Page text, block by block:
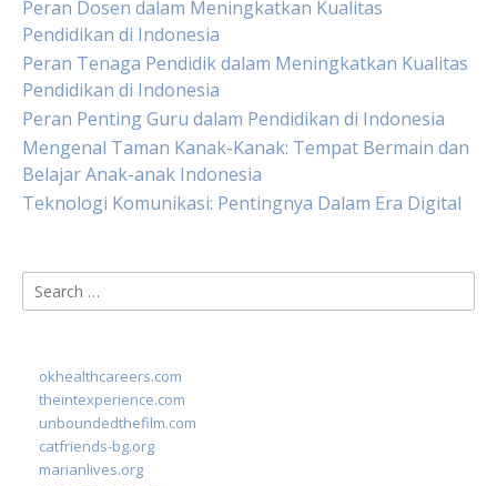
Peran Dosen dalam Meningkatkan Kualitas
Pendidikan di Indonesia
Peran Tenaga Pendidik dalam Meningkatkan Kualitas
Pendidikan di Indonesia
Peran Penting Guru dalam Pendidikan di Indonesia
Mengenal Taman Kanak-Kanak: Tempat Bermain dan
Belajar Anak-anak Indonesia
Teknologi Komunikasi: Pentingnya Dalam Era Digital
Search
for:
okhealthcareers.com
theintexperience.com
unboundedthefilm.com
catfriends-bg.org
marianlives.org